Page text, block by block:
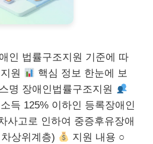
인 법률구조지원 기준에 따
원
핵심 정보 한눈에 보
명 장애인법률구조지원
득 125% 이하인 등록장애인
사고로 인하여 중증후유장애
상위계층)
지원 내용 ○